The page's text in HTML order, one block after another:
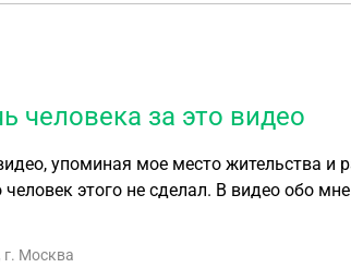
человека за это видео
упоминая мое место жительства
этого не сделал. В видео обо
для всех подписчиков этого
г. Москва